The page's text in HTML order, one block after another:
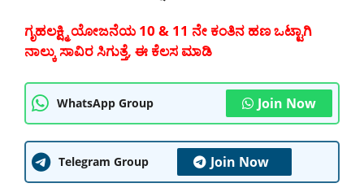
ಗೃಹಲಕ್ಷ್ಮಿ ಯೋಜನೆಯ 10 & 11 ನೇ ಕಂತಿನ ಹಣ ಒಟ್ಟಾಗಿ
ನಾಲ್ಕು ಸಾವಿರ ಸಿಗುತ್ತೆ, ಈ ಕೆಲಸ ಮಾಡಿ
WhatsApp Group Join Now
Telegram Group Join Now